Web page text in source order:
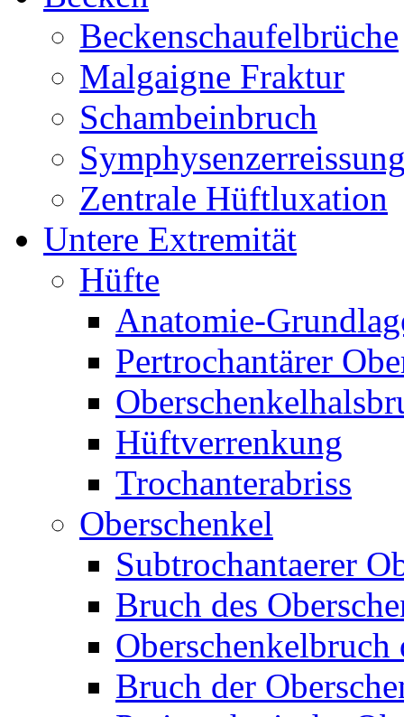
Beckenschaufelbrüche
Malgaigne Fraktur
Schambeinbruch
Zentrale Hüftluxation
Untere Extremität
Hüfte
Anatomie-
Pertrochantärer
Hüftverrenkung
Trochanterabriss
Oberschenkel
Subtrochantaerer
Bruch des
Oberschenkelbruch
Bruch der